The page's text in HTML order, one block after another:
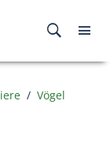
Vögel